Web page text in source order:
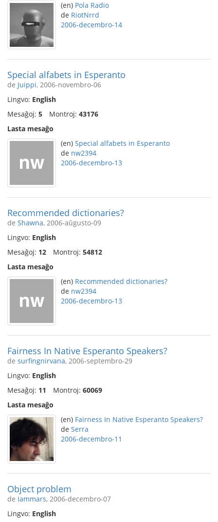
(en) Pola Radio
de RiotNrrd
2006-decembro-14
Special alfabets in Esperanto
de Juippi, 2006-novembro-06
Lingvo: English
Mesaĝoj: 5 Montroj: 43176
Lasta mesaĝo
(en) Special alfabets in Esperanto
de nw2394
2006-decembro-13
Recommended dictionaries?
de Shawna, 2006-aŭgusto-09
Lingvo: English
Mesaĝoj: 12 Montroj: 54812
Lasta mesaĝo
(en) Recommended dictionaries?
de nw2394
2006-decembro-13
Fairness In Native Esperanto Speakers?
de surfingnirvana, 2006-septembro-29
Lingvo: English
Mesaĝoj: 11 Montroj: 60069
Lasta mesaĝo
(en) Fairness In Native Esperanto Speakers?
de Serra
2006-decembro-11
Object problem
de Iammars, 2006-decembro-07
Lingvo: English